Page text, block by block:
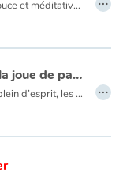
Cet album est une immersion douce et méditative, dans un après-midi ensoleillé, où le temps se suspend. Une petite fille s’adresse à nous comme une amie et nous dit la saveur des petits bonheurs fugaces, la richesse des choses simples et la magie de l’enfance et des « petits trésors » collectés. Cet album doux et attachant évoque des sensations légères liées à ces petits riens qui font tout (ce qui compte) dans un univers gai et coloré, intimiste, que sait si bien retranscrire Aurélie Lahad. Ses illustrations accompagnent à merveille le texte profond de Karin Florman !
La piquante douceur de la joue de papa
Dans ce livre à la fois tendre et plein d’esprit, les auteurs mettent très joliment à la portée des enfants ce qu’on nomme l’oxymore : la réunion inattendue de deux notions habituellement opposées. Le jeune lecteur est invité à se souvenir – et sourire – de sensations ou d’impressions en principe impossibles à associer et pourtant justes comme « l’inconfortable bonheur d’avoir des chaussures neuves », « l’absence omniprésente d’un ami qui nous manque », « la fin infinie d’un livre qu’on peut relire » ou… « la piquante douceur » évoquée dans le titre. La belle complicité entre l’auteure et l’illustratrice forment des pages très attachantes.
…